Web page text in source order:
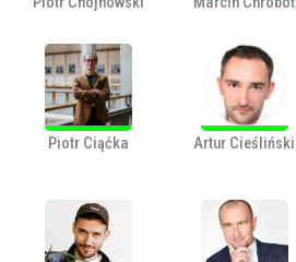
Piotr Ciąćka Artur Cieśliński